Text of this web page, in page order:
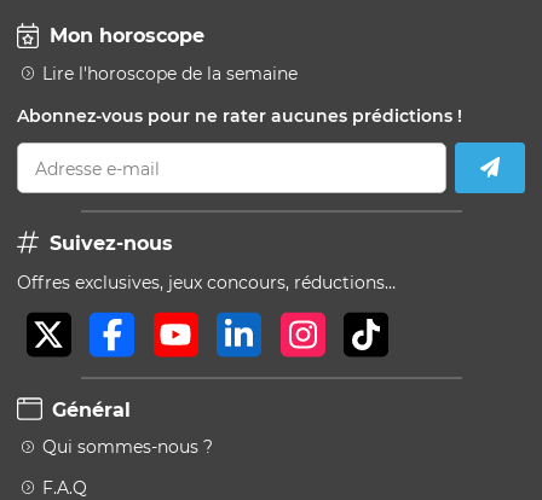
Mon horoscope
Lire l'horoscope de la semaine
Abonnez-vous pour ne rater aucunes prédictions !
Adresse e-mail
Suivez-nous
Offres exclusives, jeux concours, réductions…
Général
Qui sommes-nous ?
F.A.Q